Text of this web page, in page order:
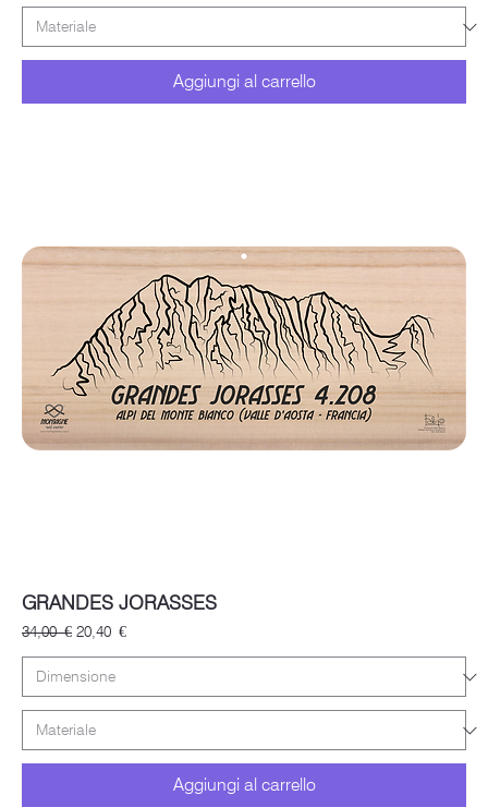
Aggiungi al carrello
GRANDES JORASSES
Prezzo regolare
34,00 € Prezzo scontato
20,40 €
Aggiungi al carrello